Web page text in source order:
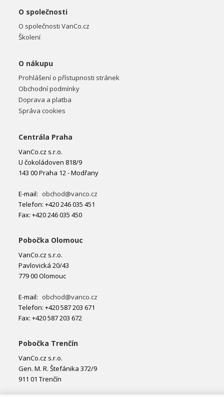
O společnosti
O společnosti VanCo.cz
Školení
O nákupu
Prohlášení o přístupnosti stránek
Obchodní podmínky
Doprava a platba
Správa cookies
Centrála Praha
VanCo.cz s.r.o.
U čokoládoven 818/9
143 00 Praha 12 - Modřany
E-mail: obchod@vanco.cz
Telefon: +420 246 035 451
Fax: +420 246 035 450
Pobočka Olomouc
VanCo.cz s.r.o.
Pavlovická 20/43
779 00 Olomouc
E-mail: obchod@vanco.cz
Telefon: +420 587 203 671
Fax: +420 587 203 672
Pobočka Trenčín
VanCo.cz s.r.o.
Gen. M. R. Štefánika 372/9
911 01 Trenčín